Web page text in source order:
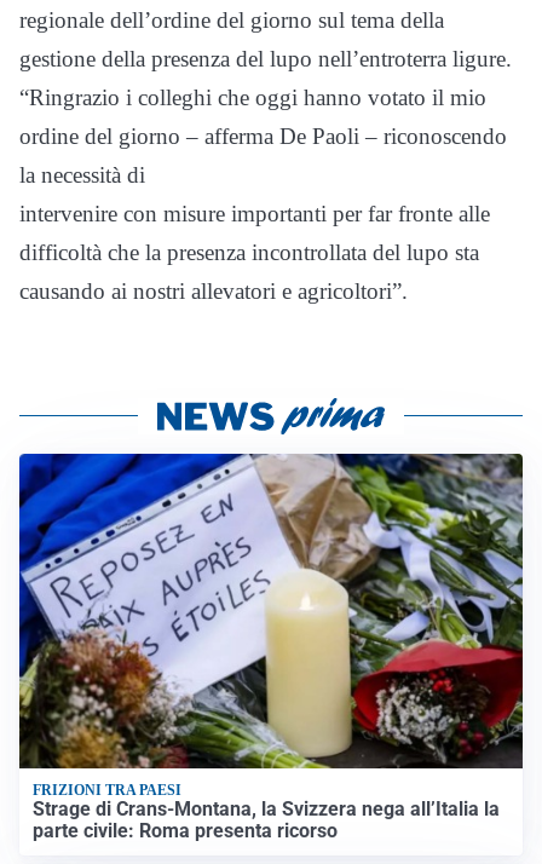
regionale dell’ordine del giorno sul tema della
gestione della presenza del lupo nell’entroterra ligure.
“Ringrazio i colleghi che oggi hanno votato il mio
ordine del giorno – afferma De Paoli – riconoscendo
la necessità di
intervenire con misure importanti per far fronte alle
difficoltà che la presenza incontrollata del lupo sta
causando ai nostri allevatori e agricoltori”.
FRIZIONI TRA PAESI
Strage di Crans-Montana, la Svizzera nega all’Italia la
parte civile: Roma presenta ricorso